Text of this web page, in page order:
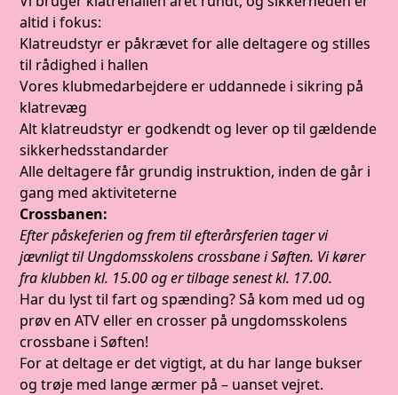
altid i fokus:
Klatreudstyr er påkrævet for alle deltagere og stilles
til rådighed i hallen
Vores klubmedarbejdere er uddannede i sikring på
klatrevæg
Alt klatreudstyr er godkendt og lever op til gældende
sikkerhedsstandarder
Alle deltagere får grundig instruktion, inden de går i
gang med aktiviteterne
Crossbanen:
Efter påskeferien og frem til efterårsferien tager vi
jævnligt til Ungdomsskolens crossbane i Søften. Vi kører
fra klubben kl. 15.00 og er tilbage senest kl. 17.00.
Har du lyst til fart og spænding? Så kom med ud og
prøv en ATV eller en crosser på ungdomsskolens
crossbane i Søften!
For at deltage er det vigtigt, at du har lange bukser
og trøje med lange ærmer på – uanset vejret.